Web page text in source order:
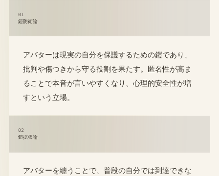
01
鎧防衛論
アバターは現実の自分を保護するための鎧であり、
批判や傷つきから守る役割を果たす。匿名性が高ま
ることで本音が言いやすくなり、心理的安全性が増
すという立場。
02
鎧拡張論
アバターを纏うことで、普段の自分では到達できな